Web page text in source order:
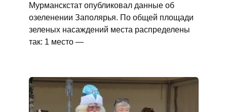
Мурманскстат опубликовал данные об
озеленении Заполярья. По общей площади
зеленых насаждений места распределены
так: 1 место —